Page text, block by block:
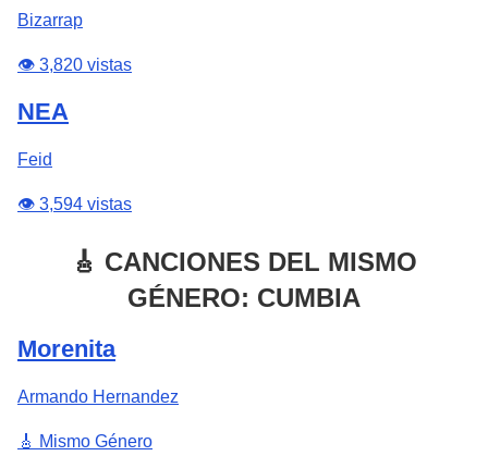
Bizarrap
👁️ 3,820 vistas
NEA
Feid
👁️ 3,594 vistas
🎸 CANCIONES DEL MISMO
GÉNERO: CUMBIA
Morenita
Armando Hernandez
🎸 Mismo Género